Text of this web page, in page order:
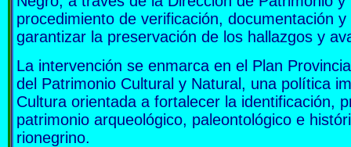
procedimiento de verificación, documentación
garantizar la preservación de los hallazgos y
La intervención se enmarca en el Plan
del Patrimonio Cultural y Natural, una política
Cultura orientada a fortalecer la identificación,
patrimonio arqueológico, paleontológico e
rionegrino.